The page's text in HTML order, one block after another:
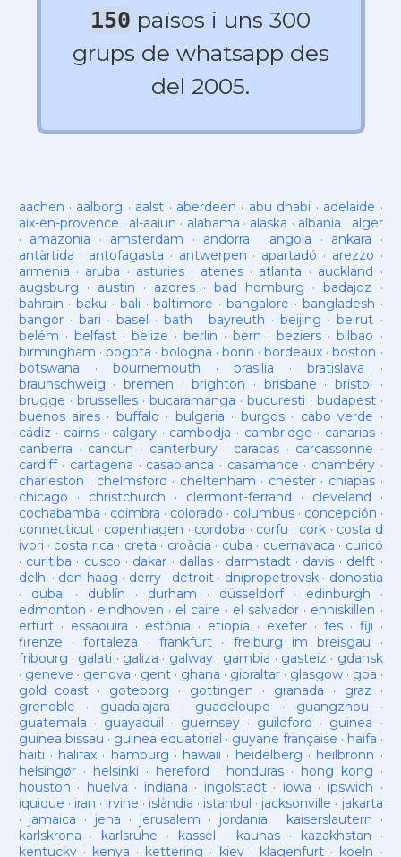
150 països i uns 300
grups de whatsapp des
del 2005.
aachen · aalborg · aalst · aberdeen · abu dhabi · adelaide ·
aix-en-provence · al-aaiun · alabama · alaska · albania · alger
· amazonia · amsterdam · andorra · angola · ankara ·
antàrtida · antofagasta · antwerpen · apartadó · arezzo ·
armenia · aruba · asturies· atenes· atlanta · auckland ·
augsburg · austin · azores·bad homburg ·badajoz ·
bahrain ·baku · bali ·baltimore ·bangalore · bangladesh ·
bangor· bari ·basel ·bath · bayreuth ·beijing ·beirut ·
belém · belfast· belize · berlin ·bern ·beziers ·bilbao ·
birmingham · bogota · bologna ·bonn ·bordeaux ·boston ·
botswana · bournemouth ·brasilia ·bratislava ·
braunschweig · bremen ·brighton · brisbane · bristol ·
brugge · brusselles· bucaramanga · bucuresti · budapest·
buenos aires· buffalo · bulgaria · burgos· cabo verde ·
cádiz · cairns· calgary · cambodja · cambridge · canarias·
canberra · cancun · canterbury · caracas · carcassonne ·
cardiff· cartagena · casablanca · casamance · chambéry·
charleston · chelmsford · cheltenham · chester· chiapas ·
chicago · christchurch · clermont-ferrand · cleveland ·
cochabamba · coimbra · colorado · columbus· concepción ·
connecticut· copenhagen · cordoba · corfu · cork · costa d
ivori · costa rica · creta · croàcia · cuba · cuernavaca · curicó
· curitiba · cusco · dakar · dallas · darmstadt· davis · delft ·
delhi · den haag · derry· detroit· dnipropetrovsk· donostia
· dubai · dublín · durham · düsseldorf· edinburgh ·
edmonton · eindhoven · el caire · el salvador · enniskillen ·
erfurt· essaouira · estònia · etiopia · exeter· fes· fiji ·
firenze ·fortaleza · frankfurt· freiburg im breisgau ·
fribourg · galati · galiza · galway· gambia · gasteiz · gdansk
· geneve · genova · gent· ghana · gibraltar· glasgow· goa ·
gold coast · goteborg · gottingen · granada · graz ·
grenoble · guadalajara · guadeloupe · guangzhou ·
guatemala · guayaquil · guernsey· guildford · guinea ·
guinea bissau · guinea equatorial · guyane française · haifa ·
haiti · halifax · hamburg · hawaii · heidelberg · heilbronn ·
helsingør· helsinki · hereford · honduras· hong kong ·
houston · huelva · indiana · ingolstadt· iowa · ipswich ·
iquique · iran · irvine · islàndia · istanbul · jacksonville · jakarta
· jamaica · jena · jerusalem · jordania · kaiserslautern ·
karlskrona · karlsruhe · kassel · kaunas· kazakhstan ·
kentucky· kenya · kettering · kiev· klagenfurt · koeln ·